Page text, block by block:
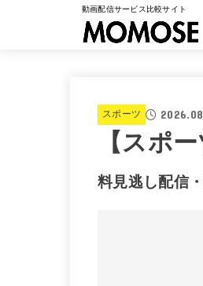
動画配信サービス比較サイト
スポーツ
【スポ
料見逃し配信